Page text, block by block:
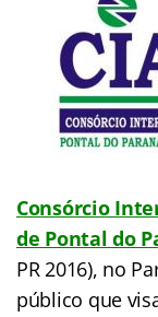
Consórcio
de Pontal do
PR 2016), no
público que